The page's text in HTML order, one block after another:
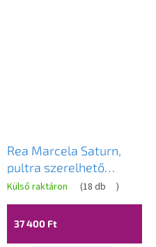
Rea Marcela Saturn,
pultra szerelhető
mosdó 500×360×135
mm, matt kőutánzat
bézs, REA-U3515
Külső raktáron (18 db )
37 400 Ft